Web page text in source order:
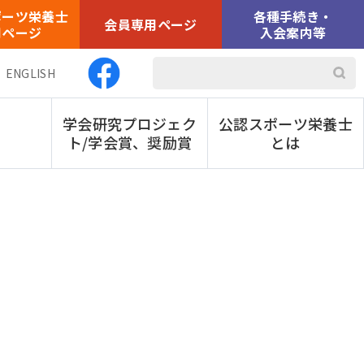
ツ栄養士
ージ
会員専用ページ
各種手続き・
入会案内等
ENGLISH
学会研究プロジェク
ト/学会賞、奨励賞
公認スポーツ栄養士
とは